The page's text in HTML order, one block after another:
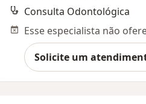
Consulta Odontológica
Solicite um